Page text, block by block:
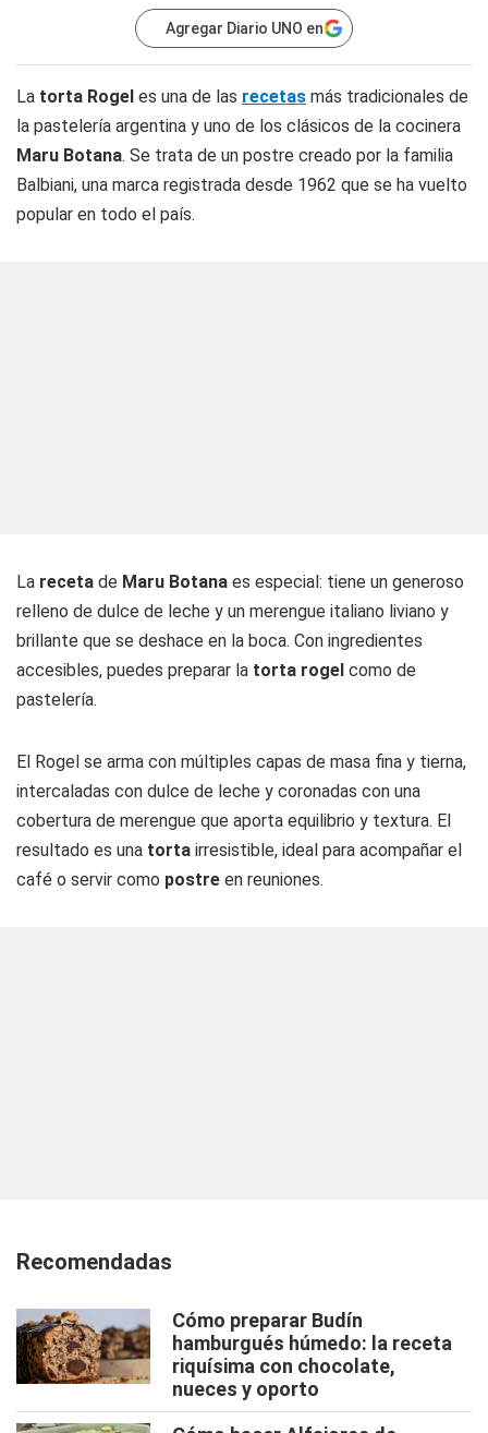
Agregar Diario UNO en
La torta Rogel es una de las recetas más tradicionales de
la pastelería argentina y uno de los clásicos de la cocinera
Maru Botana. Se trata de un postre creado por la familia
Balbiani, una marca registrada desde 1962 que se ha vuelto
popular en todo el país.
La receta de Maru Botana es especial: tiene un generoso
relleno de dulce de leche y un merengue italiano liviano y
brillante que se deshace en la boca. Con ingredientes
accesibles, puedes preparar la torta rogel como de
pastelería.
El Rogel se arma con múltiples capas de masa fina y tierna,
intercaladas con dulce de leche y coronadas con una
cobertura de merengue que aporta equilibrio y textura. El
resultado es una torta irresistible, ideal para acompañar el
café o servir como postre en reuniones.
Recomendadas
Cómo preparar Budín
hamburgués húmedo: la receta
riquísima con chocolate,
nueces y oporto